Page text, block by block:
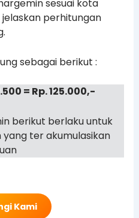
sesuai kota
perhitungan
sebagai berikut :
= Rp. 125.000,-
berikut berlaku untuk
ter akumulasikan
Kami